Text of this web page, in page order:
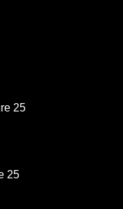
25
25